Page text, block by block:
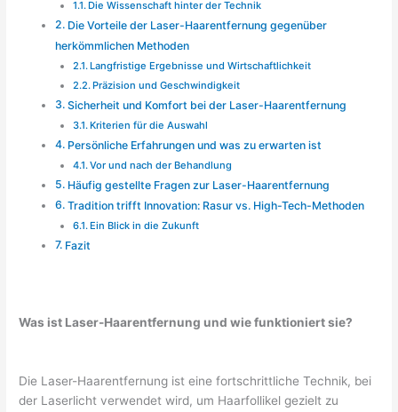
Die Wissenschaft hinter der Technik
Die Vorteile der Laser-Haarentfernung gegenüber
herkömmlichen Methoden
Langfristige Ergebnisse und Wirtschaftlichkeit
Präzision und Geschwindigkeit
Sicherheit und Komfort bei der Laser-Haarentfernung
Kriterien für die Auswahl
Persönliche Erfahrungen und was zu erwarten ist
Vor und nach der Behandlung
Häufig gestellte Fragen zur Laser-Haarentfernung
Tradition trifft Innovation: Rasur vs. High-Tech-Methoden
Ein Blick in die Zukunft
Fazit
Was ist Laser-Haarentfernung und wie funktioniert sie?
Die Laser-Haarentfernung ist eine fortschrittliche Technik, bei
der Laserlicht verwendet wird, um Haarfollikel gezielt zu